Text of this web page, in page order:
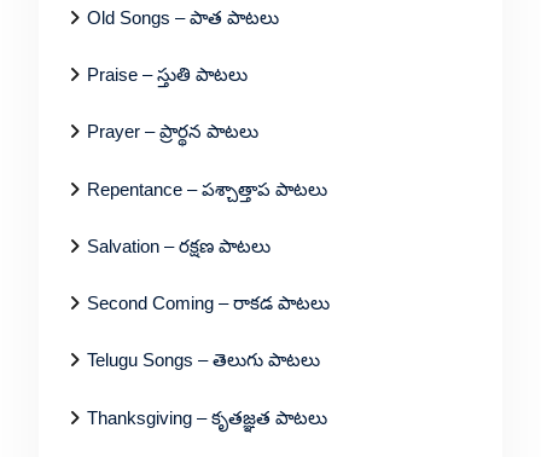
Old Songs – పాత పాటలు
Praise – స్తుతి పాటలు
Prayer – ప్రార్థన పాటలు
Repentance – పశ్చాత్తాప పాటలు
Salvation – రక్షణ పాటలు
Second Coming – రాకడ పాటలు
Telugu Songs – తెలుగు పాటలు
Thanksgiving – కృతజ్ఞత పాటలు